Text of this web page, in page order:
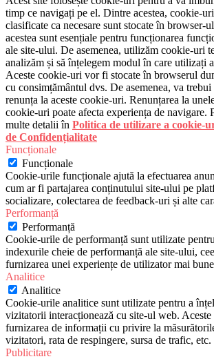
timp ce navigați pe el. Dintre acestea, cookie-
clasificate ca necesare sunt stocate în browser-
acestea sunt esențiale pentru funcționarea
ale site-ului. De asemenea, utilizăm cookie-uri
analizăm și să înțelegem modul în care utilizați
Aceste cookie-uri vor fi stocate în browserul
cu consimțământul dvs. De asemenea, va trebui
renunța la aceste cookie-uri. Renunțarea la
cookie-uri poate afecta experiența de navigare.
multe detalii în Politica de utilizare a cookie-
de Confidențialitate
Funcționale
Funcționale
Cookie-urile funcționale ajută la efectuarea
cum ar fi partajarea conținutului site-ului pe
socializare, colectarea de feedback-uri și alte
Performanță
Performanță
Cookie-urile de performanță sunt utilizate
indexurile cheie de performanță ale site-ului,
furnizarea unei experiențe de utilizator mai
Analitice
Analitice
Cookie-urile analitice sunt utilizate pentru a
vizitatorii interacționează cu site-ul web.
furnizarea de informații cu privire la
vizitatori, rata de respingere, sursa de trafic, etc.
Publicitare